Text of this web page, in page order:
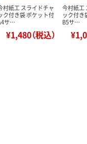
村紙工 スライドチャ
ク付き袋 ポケット付
サ…
¥1,480（税込）
今村紙工
ック付き
B5サ…